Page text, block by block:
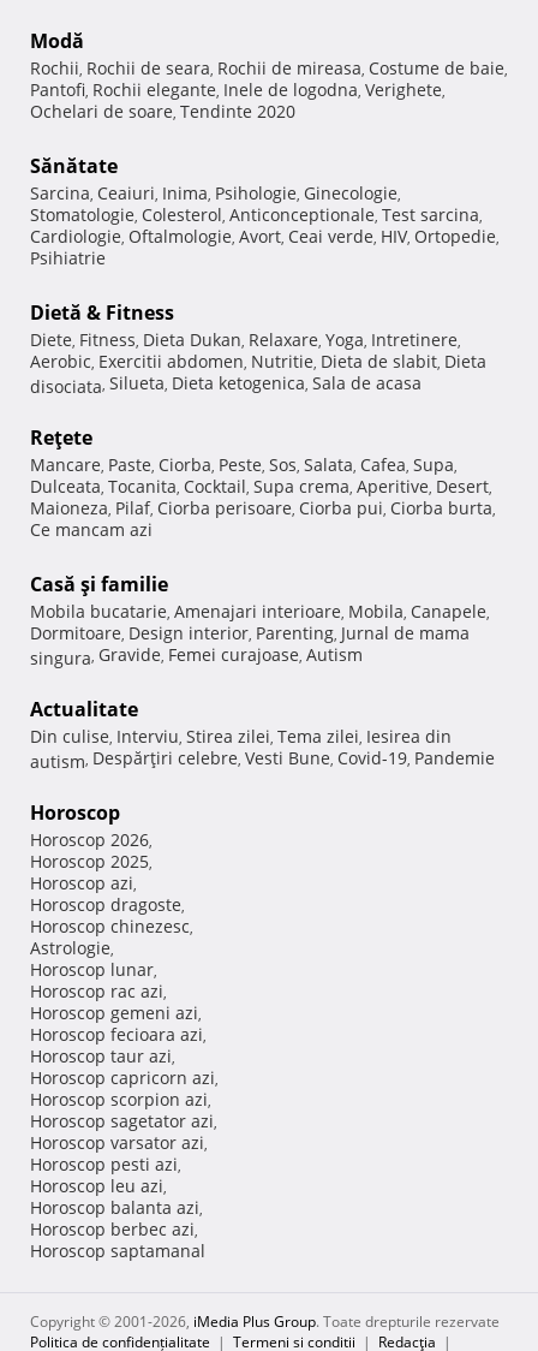
Modă
Rochii, Rochii de seara, Rochii de mireasa, Costume de baie,
Pantofi, Rochii elegante, Inele de logodna, Verighete,
Ochelari de soare, Tendinte 2020
Sănătate
Sarcina, Ceaiuri, Inima, Psihologie, Ginecologie,
Stomatologie, Colesterol, Anticonceptionale, Test sarcina,
Cardiologie, Oftalmologie, Avort, Ceai verde, HIV, Ortopedie,
Psihiatrie
Dietă & Fitness
Diete, Fitness, Dieta Dukan, Relaxare, Yoga, Intretinere,
Aerobic, Exercitii abdomen, Nutritie, Dieta de slabit, Dieta
disociata, Silueta, Dieta ketogenica, Sala de acasa
Reţete
Mancare, Paste, Ciorba, Peste, Sos, Salata, Cafea, Supa,
Dulceata, Tocanita, Cocktail, Supa crema, Aperitive, Desert,
Maioneza, Pilaf, Ciorba perisoare, Ciorba pui, Ciorba burta,
Ce mancam azi
Casă şi familie
Mobila bucatarie, Amenajari interioare, Mobila, Canapele,
Dormitoare, Design interior, Parenting, Jurnal de mama
singura, Gravide, Femei curajoase, Autism
Actualitate
Din culise, Interviu, Stirea zilei, Tema zilei, Iesirea din
autism, Despărţiri celebre, Vesti Bune, Covid-19, Pandemie
Horoscop
Horoscop 2026,
Horoscop 2025,
Horoscop azi,
Horoscop dragoste,
Horoscop chinezesc,
Astrologie,
Horoscop lunar,
Horoscop rac azi,
Horoscop gemeni azi,
Horoscop fecioara azi,
Horoscop taur azi,
Horoscop capricorn azi,
Horoscop scorpion azi,
Horoscop sagetator azi,
Horoscop varsator azi,
Horoscop pesti azi,
Horoscop leu azi,
Horoscop balanta azi,
Horoscop berbec azi,
Horoscop saptamanal
Copyright © 2001-2026, iMedia Plus Group. Toate drepturile rezervate
Politica de confidențialitate | Termeni si conditii | Redacţia |